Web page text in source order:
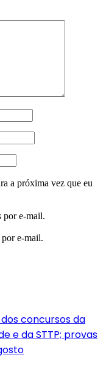
a próxima vez que eu
por e-mail.
e-mail.
concursos da
e da STTP; provas